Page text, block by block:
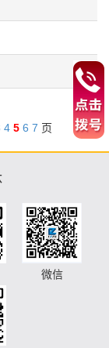
4 5 6 7 页
微信